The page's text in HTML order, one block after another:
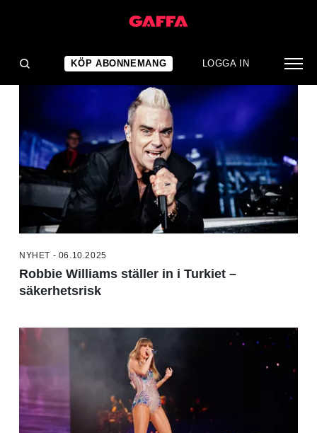
KÖP ABONNEMANG LOGGA IN
NYHET - 06.10.2025
Robbie Williams ställer in i Turkiet –
säkerhetsrisk